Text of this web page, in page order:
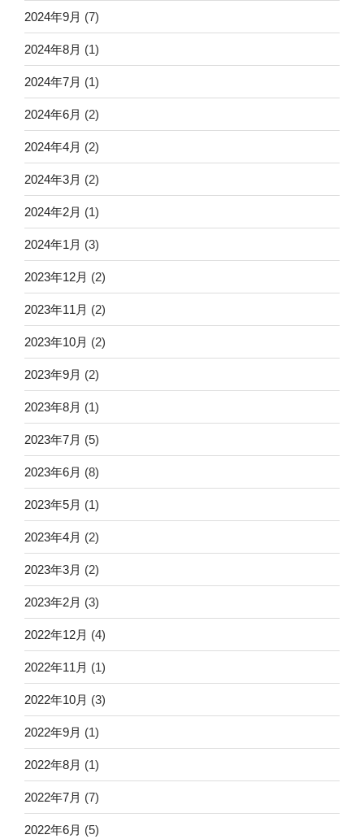
2024年9月 (7)
2024年8月 (1)
2024年7月 (1)
2024年6月 (2)
2024年4月 (2)
2024年3月 (2)
2024年2月 (1)
2024年1月 (3)
2023年12月 (2)
2023年11月 (2)
2023年10月 (2)
2023年9月 (2)
2023年8月 (1)
2023年7月 (5)
2023年6月 (8)
2023年5月 (1)
2023年4月 (2)
2023年3月 (2)
2023年2月 (3)
2022年12月 (4)
2022年11月 (1)
2022年10月 (3)
2022年9月 (1)
2022年8月 (1)
2022年7月 (7)
2022年6月 (5)